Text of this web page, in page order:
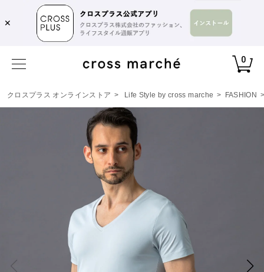
✕
0
クロスプラス オンラインストア > Life Style by cross marche > FASHION